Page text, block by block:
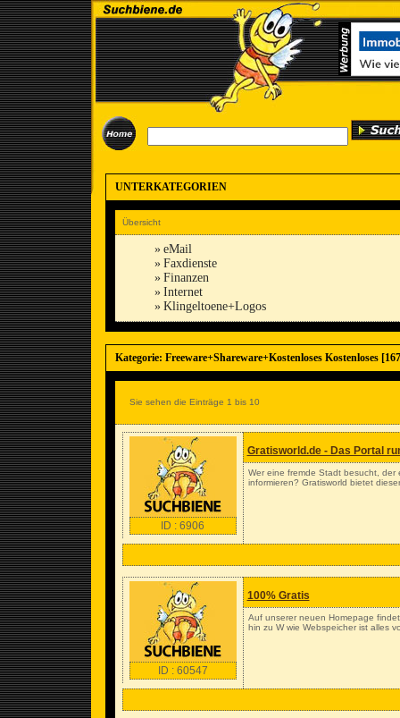
UNTERKATEGORIEN
Übersicht
» eMail
» Faxdienste
» Finanzen
» Internet
» Klingeltoene+Logos
Kategorie: Freeware+Shareware+Kostenloses Kostenloses
Sie sehen die Einträge 1 bis 10
ID : 6906
Gratisworld.de - Das Portal
Wer eine fremde Stadt besucht, der
informieren? Gratisworld bietet
ID : 60547
100% Gratis
Auf unserer neuen Homepage
hin zu W wie Webspeicher ist alles